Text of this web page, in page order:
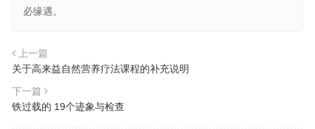
必缘遇。
上一篇
关于高来益自然营养疗法课程的补充说明
下一篇
铁过载的 19个迹象与检查